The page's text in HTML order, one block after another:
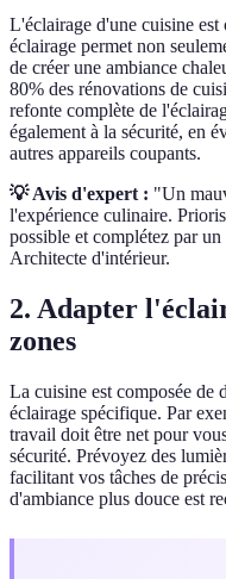
L'éclairage d'une cuisine
éclairage permet non
de créer une ambiance
80% des rénovations de
refonte complète de
également à la sécurité, en
autres appareils coupants.
💡 Avis d'expert : "Un
l'expérience culinaire.
possible et complétez par
Architecte d'intérieur.
2. Adapter
zones
La cuisine est composée de
éclairage spécifique. Par
travail doit être net pour
sécurité. Prévoyez des
facilitant vos tâches de
d'ambiance plus douce est